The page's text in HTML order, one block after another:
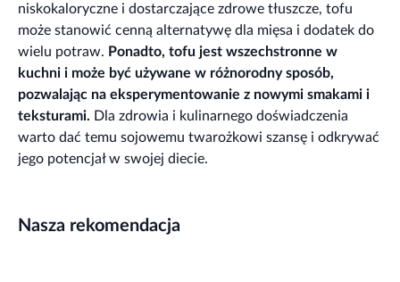
niskokaloryczne i dostarczające zdrowe tłuszcze, tofu
może stanowić cenną alternatywę dla mięsa i dodatek do
wielu potraw. Ponadto, tofu jest wszechstronne w
kuchni i może być używane w różnorodny sposób,
pozwalając na eksperymentowanie z nowymi smakami i
teksturami. Dla zdrowia i kulinarnego doświadczenia
warto dać temu sojowemu twarożkowi szansę i odkrywać
jego potencjał w swojej diecie.
Nasza rekomendacja